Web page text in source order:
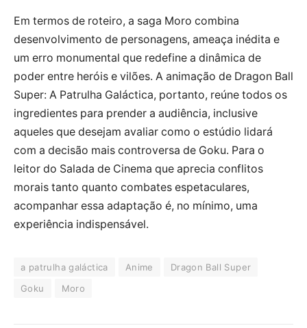
Em termos de roteiro, a saga Moro combina
desenvolvimento de personagens, ameaça inédita e
um erro monumental que redefine a dinâmica de
poder entre heróis e vilões. A animação de Dragon Ball
Super: A Patrulha Galáctica, portanto, reúne todos os
ingredientes para prender a audiência, inclusive
aqueles que desejam avaliar como o estúdio lidará
com a decisão mais controversa de Goku. Para o
leitor do Salada de Cinema que aprecia conflitos
morais tanto quanto combates espetaculares,
acompanhar essa adaptação é, no mínimo, uma
experiência indispensável.
a patrulha galáctica Anime
Dragon Ball Super
Goku
Moro